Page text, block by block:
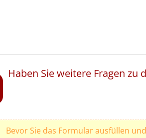
Haben Sie weitere Fragen zu
Bevor Sie das Formular ausfüllen